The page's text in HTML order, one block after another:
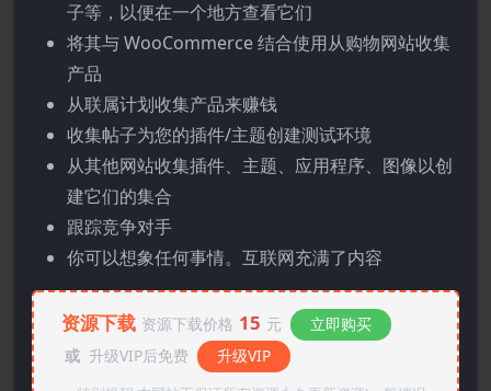
子等，以便在一个地方查看它们
将其与 WooCommerce 结合使用从购物网站收集
产品
从联属计划收集产品来赚钱
收集帖子为您的插件/主题创建测试环境
从其他网站收集插件、主题、应用程序、图像以创
建它们的集合
跟踪竞争对手
你可以想象任何事情。互联网充满了内容
资源下载 资源下载价格 15 元
立即购买
或 升级VIP后免费 升级VIP